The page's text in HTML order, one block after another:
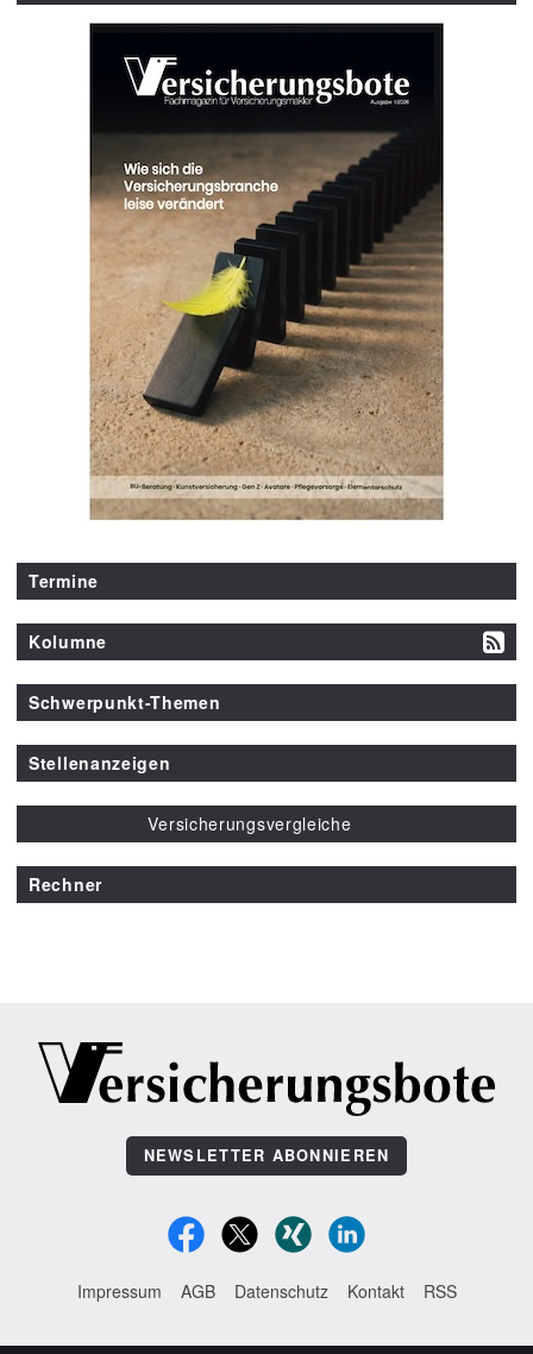
Termine
Kolumne
Schwerpunkt-Themen
Stellenanzeigen
Versicherungsvergleiche
Rechner
NEWSLETTER ABONNIEREN
Impressum AGB Datenschutz Kontakt RSS